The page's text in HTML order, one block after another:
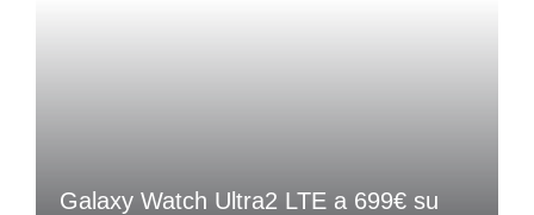
Galaxy Watch Ultra2 LTE a 699€ su